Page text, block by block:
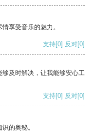
享受音乐的魅力。
支持[0] 反对[0]
及时解决，让我能够安心工
支持[0] 反对[0]
的奥秘。